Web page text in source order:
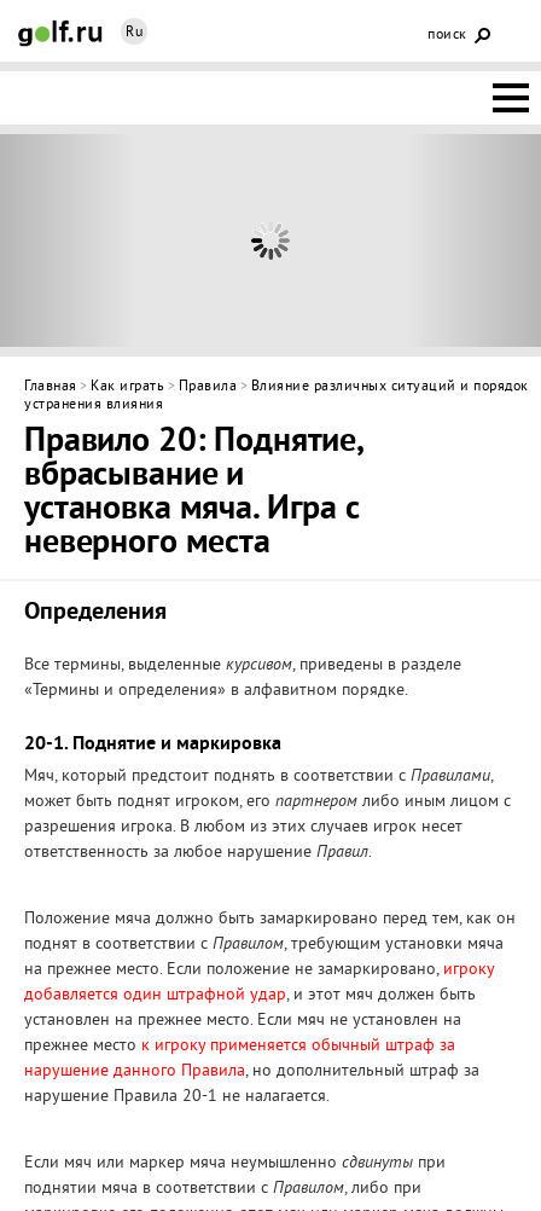
Ru поиск
ГОЛЬФ-
ИНТЕРАКТИВ
НЕДВИЖИМОСТЬ
Главная > Как играть > Правила > Влияние различных ситуаций и порядок
устранения влияния
Правило 20: Поднятие,
вбрасывание и
установка мяча. Игра с
неверного места
Определения
Все термины, выделенные курсивом, приведены в разделе
«Термины и определения» в алфавитном порядке.
20-1. Поднятие и маркировка
Мяч, который предстоит поднять в соответствии с Правилами,
может быть поднят игроком, его партнером либо иным лицом с
разрешения игрока. В любом из этих случаев игрок несет
ответственность за любое нарушение Правил.
Положение мяча должно быть замаркировано перед тем, как он
поднят в соответствии с Правилом, требующим установки мяча
на прежнее место. Если положение не замаркировано, игроку
добавляется один штрафной удар, и этот мяч должен быть
установлен на прежнее место. Если мяч не установлен на
прежнее место к игроку применяется обычный штраф за
нарушение данного Правила, но дополнительный штраф за
нарушение Правила 20-1 не налагается.
Если мяч или маркер мяча неумышленно сдвинуты при
поднятии мяча в соответствии с Правилом, либо при